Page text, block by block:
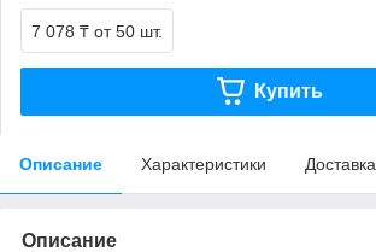
7 078 ₸ от 50 шт.
Купить
Описание Характеристики Доставка
Описание